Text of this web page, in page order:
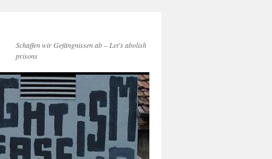
Schaffen wir Gefängnissen ab – Let's abolish
prisons